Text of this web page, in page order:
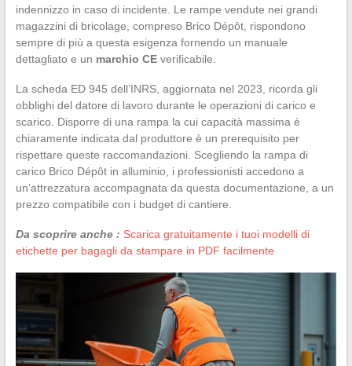
indennizzo in caso di incidente. Le rampe vendute nei grandi
magazzini di bricolage, compreso Brico Dépôt, rispondono
sempre di più a questa esigenza fornendo un manuale
dettagliato e un marchio CEverificabile.
La scheda ED 945 dell’INRS, aggiornata nel 2023, ricorda gli
obblighi del datore di lavoro durante le operazioni di carico e
scarico. Disporre di una rampa la cui capacità massima è
chiaramente indicata dal produttore è un prerequisito per
rispettare queste raccomandazioni. Scegliendo la rampa di
carico Brico Dépôt in alluminio, i professionisti accedono a
un’attrezzatura accompagnata da questa documentazione, a un
prezzo compatibile con i budget di cantiere.
Da scoprire anche : Scarica gratuitamente i tuoi modelli di
etichette per bagagli da stampare in PDF facilmente